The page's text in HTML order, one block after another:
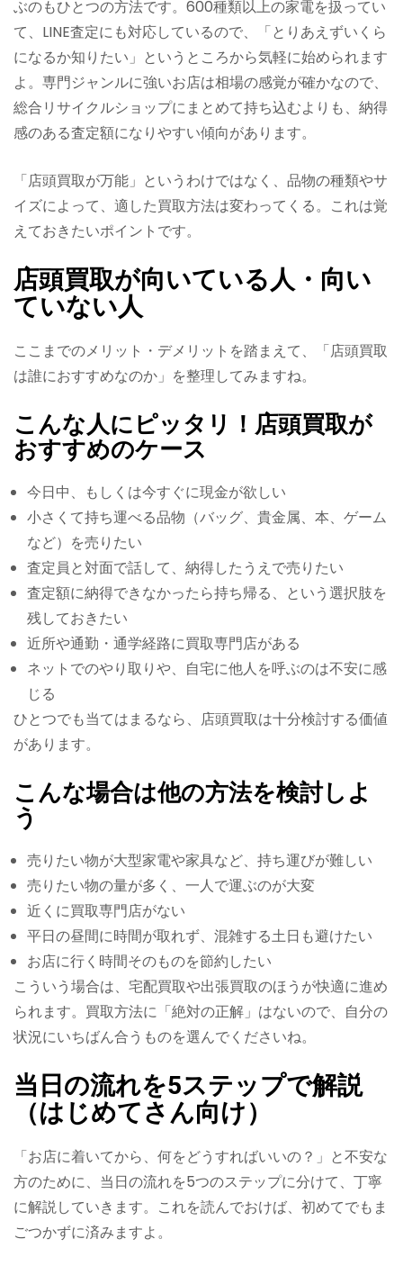
ぶのもひとつの方法です。600種類以上の家電を扱ってい
て、LINE査定にも対応しているので、「とりあえずいくら
になるか知りたい」というところから気軽に始められます
よ。専門ジャンルに強いお店は相場の感覚が確かなので、
総合リサイクルショップにまとめて持ち込むよりも、納得
感のある査定額になりやすい傾向があります。
「店頭買取が万能」というわけではなく、品物の種類やサ
イズによって、適した買取方法は変わってくる。これは覚
えておきたいポイントです。
店頭買取が向いている人・向い
ていない人
ここまでのメリット・デメリットを踏まえて、「店頭買取
は誰におすすめなのか」を整理してみますね。
こんな人にピッタリ！店頭買取が
おすすめのケース
今日中、もしくは今すぐに現金が欲しい
小さくて持ち運べる品物（バッグ、貴金属、本、ゲーム
など）を売りたい
査定員と対面で話して、納得したうえで売りたい
査定額に納得できなかったら持ち帰る、という選択肢を
残しておきたい
近所や通勤・通学経路に買取専門店がある
ネットでのやり取りや、自宅に他人を呼ぶのは不安に感
じる
ひとつでも当てはまるなら、店頭買取は十分検討する価値
があります。
こんな場合は他の方法を検討しよ
う
売りたい物が大型家電や家具など、持ち運びが難しい
売りたい物の量が多く、一人で運ぶのが大変
近くに買取専門店がない
平日の昼間に時間が取れず、混雑する土日も避けたい
お店に行く時間そのものを節約したい
こういう場合は、宅配買取や出張買取のほうが快適に進め
られます。買取方法に「絶対の正解」はないので、自分の
状況にいちばん合うものを選んでくださいね。
当日の流れを5ステップで解説
（はじめてさん向け）
「お店に着いてから、何をどうすればいいの？」と不安な
方のために、当日の流れを5つのステップに分けて、丁寧
に解説していきます。これを読んでおけば、初めてでもま
ごつかずに済みますよ。